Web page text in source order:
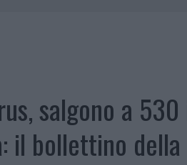
salgono a
il bollettino